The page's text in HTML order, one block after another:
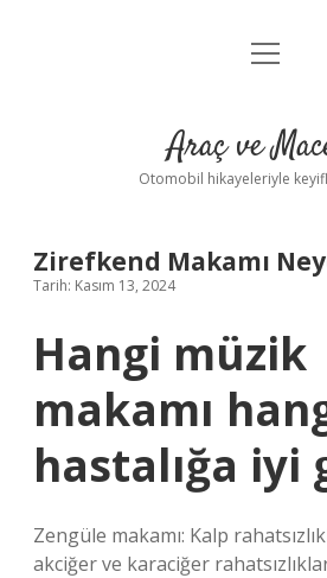
Anasayfa
Yasal Uyarı
menüyü
Araç ve
Otomobil hikayeleriyle
Zirefkend Makamı
Tarih: Kasım 13, 2024
Hangi müzik
makamı
hastalığa iyi
Zengüle makamı: Kalp
akciğer ve karaciğer